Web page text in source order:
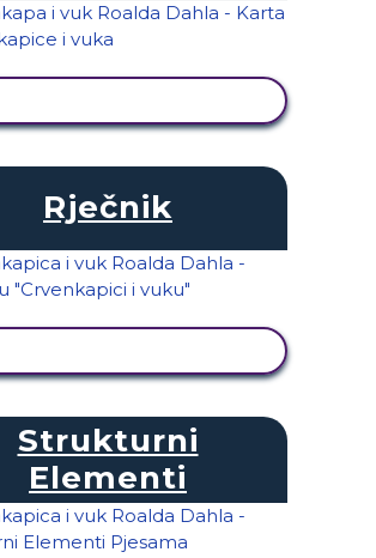
Rječnik
Strukturni
Elementi